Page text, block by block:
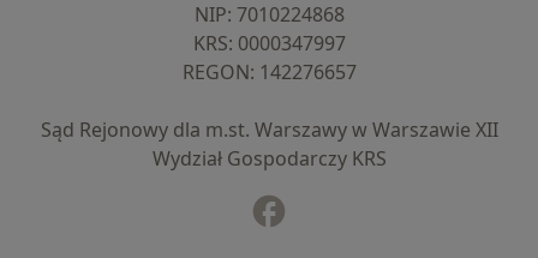
NIP: ⁠7010224868
KRS: ⁠0000347997
REGON: ⁠142276657
Sąd Rejonowy dla m.st. Warszawy w Warszawie XII
Wydział Gospodarczy KRS